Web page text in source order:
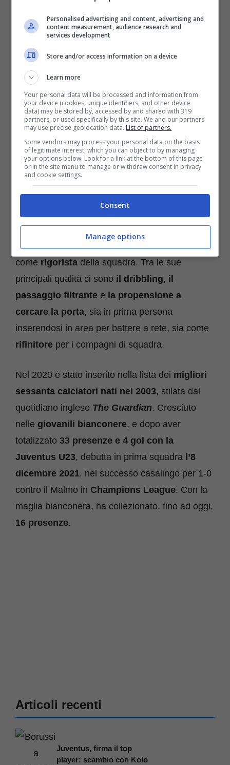
Nato a Pinerolo il 3 agosto 2003, inizia a
giocare comecentrocampista centrale
diventando pian piano untrequartistaper via
conclusivi nelle giovanili juventine, viene
impostato come
come rigorista della squadra. Tra le sue
principali qualità ci sono il dribbling, il
passaggio filtrante e la propensione a
cercare la porta, sia in prima persona
inserendosi in area per battere a rete, sia come
rifinitore per i compagni di squadra.
Nel 2020 è stato inserito nella lista dei migliori
sessanta calciatori nati nel 2003, stilata dal
quotidiano inglese The Guardian. Cresciuto
nelle giovanili bianconere, e dopo aver
totalizzato 33 presenze e 4 gol con la
Juventus U23, debutta in prima squadra l’8
dicembre 2021, nel successo casalingo per 1-0
contro il Malmo in Champions League. Con la
maglia bianconera, ha collezionato, fino ad oggi,
16 presenze.
Articoli recenti
Juventus, firma il top
player: scambio con Kolo
Personalised advertising and content, advertising and
content measurement, audience research and
services development
Store and/or access information on a device
Learn more
Your personal data will be processed and information from
your device (cookies, unique identifiers, and other device
data) may be stored by, accessed by and shared with 319
partners, or used specifically by this site. We and our partners
may use precise geolocation data. List of partners.
Some vendors may process your personal data on the basis
of legitimate interest, which you can object to by managing
your options below. Look for a link at the bottom of this page
or in the site menu to manage or withdraw consent in privacy
and cookie settings.
Consent
Manage options